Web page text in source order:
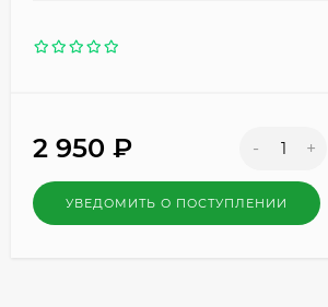
2 950 ₽ - +
УВЕДОМИТЬ О ПОСТУПЛЕНИИ